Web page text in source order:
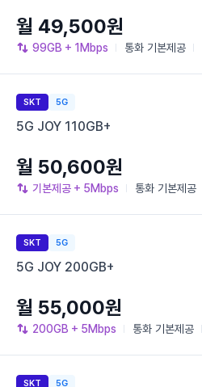
99GB + 1Mbps 통화 기본제공
월 49,500원
SKT 5G
5G JOY 110GB+
기본제공 + 5Mbps 통화 기본제공
월 50,600원
SKT 5G
5G JOY 200GB+
200GB + 5Mbps 통화 기본제공
월 55,000원
SKT 5G